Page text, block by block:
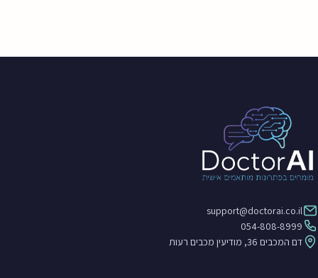
support@doctorai.co.il
054-808-8999
דם המכבים 36, מודיעין מכבים רעות